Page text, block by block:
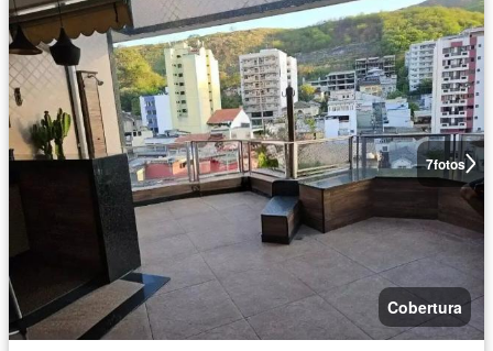
7fotos
Cobertura